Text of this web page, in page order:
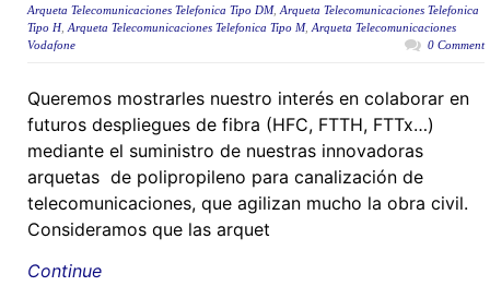
Arqueta Telecomunicaciones Telefonica Tipo DM, Arqueta Telecomunicaciones Telefonica
Tipo H, Arqueta Telecomunicaciones Telefonica Tipo M, Arqueta Telecomunicaciones
Vodafone
0 Comment
Queremos mostrarles nuestro interés en colaborar en
futuros despliegues de fibra (HFC, FTTH, FTTx…)
mediante el suministro de nuestras innovadoras
arquetas de polipropileno para canalización de
telecomunicaciones, que agilizan mucho la obra civil.
Consideramos que las arquet
Continue